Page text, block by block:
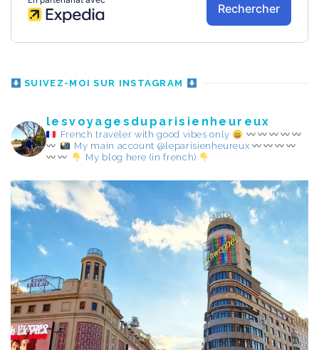
SUIVEZ-MOI SUR INSTAGRAM
lesvoyagesduparisienheureux
French traveler with good vibes only
My main account @leparisienheureux
My blog here (in french)